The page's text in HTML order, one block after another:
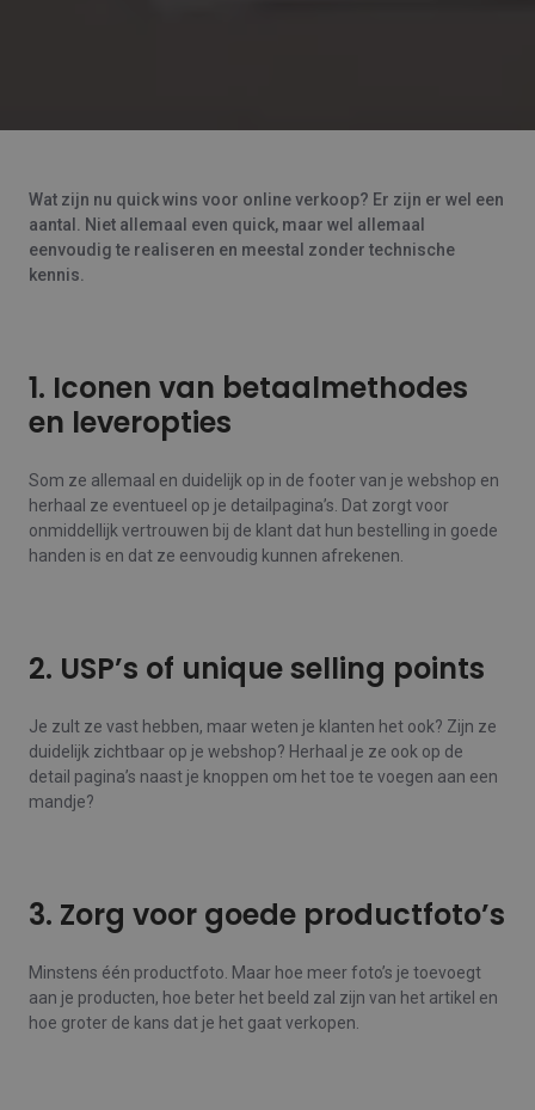
Wat zijn nu quick wins voor online verkoop? Er zijn er wel een
aantal. Niet allemaal even quick, maar wel allemaal
eenvoudig te realiseren en meestal zonder technische
kennis.
1. Iconen van betaalmethodes
en leveropties
Som ze allemaal en duidelijk op in de footer van je webshop en
herhaal ze eventueel op je detailpagina’s. Dat zorgt voor
onmiddellijk vertrouwen bij de klant dat hun bestelling in goede
handen is en dat ze eenvoudig kunnen afrekenen.
2. USP’s of unique selling points
Je zult ze vast hebben, maar weten je klanten het ook? Zijn ze
duidelijk zichtbaar op je webshop? Herhaal je ze ook op de
detail pagina’s naast je knoppen om het toe te voegen aan een
mandje?
3. Zorg voor goede productfoto’s
Minstens één productfoto. Maar hoe meer foto’s je toevoegt
aan je producten, hoe beter het beeld zal zijn van het artikel en
hoe groter de kans dat je het gaat verkopen.